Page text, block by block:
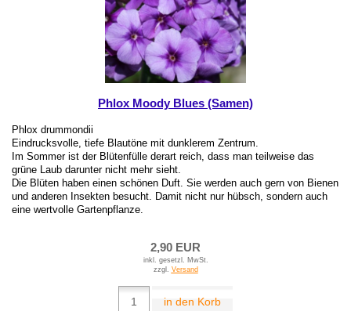
Phlox Moody Blues (Samen)
Phlox drummondii
Eindrucksvolle, tiefe Blautöne mit dunklerem Zentrum.
Im Sommer ist der Blütenfülle derart reich, dass man teilweise das
grüne Laub darunter nicht mehr sieht.
Die Blüten haben einen schönen Duft. Sie werden auch gern von Bienen
und anderen Insekten besucht. Damit nicht nur hübsch, sondern auch
eine wertvolle Gartenpflanze.
2,90 EUR
inkl. gesetzl. MwSt.
zzgl. Versand
in den Korb